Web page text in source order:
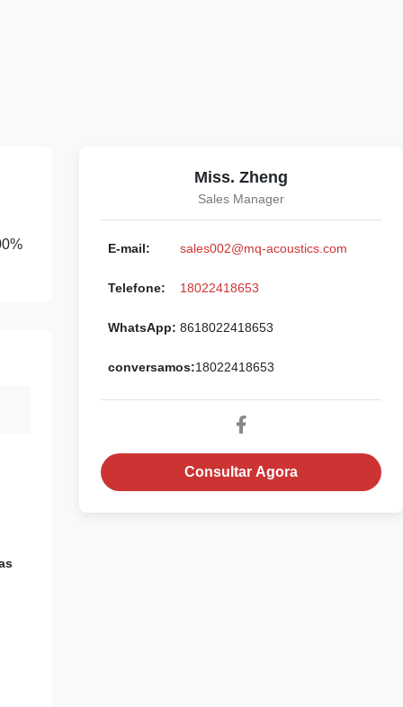
Miss. Zheng
Sales Manager
E-mail: sales002@mq-acoustics.com
Telefone: 18022418653
WhatsApp: 8618022418653
conversamos:18022418653
Consultar Agora